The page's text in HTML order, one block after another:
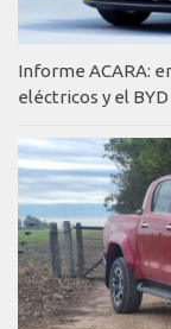
Informe ACARA:
eléctricos y el